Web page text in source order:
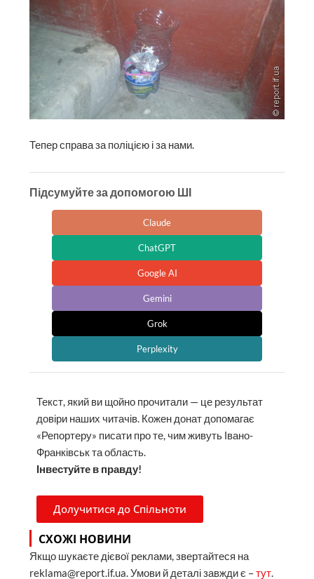
Тепер справа за поліцією і за нами.
Підсумуйте за допомогою ШІ
Claude
ChatGPT
Google AI
Gemini
Grok
Perplexity
Текст, який ви щойно прочитали — це результат
довіри наших читачів. Кожен донат допомагає
«Репортеру» писати про те, чим живуть Івано-
Франківськ та область.
Інвестуйте в правду!
Долучитися до Спільноти
СХОЖІ НОВИНИ
Якщо шукаєте дієвої реклами, звертайтеся на
reklama@report.if.ua. Умови й деталі завжди є –тут.